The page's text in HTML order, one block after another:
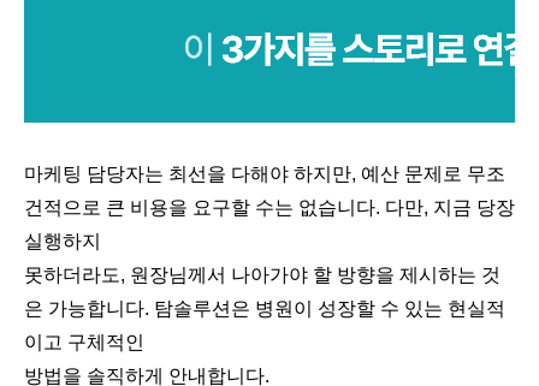
마케팅 담당자는 최선을 다해야 하지만, 예산 문제로 무조
건적으로 큰 비용을 요구할 수는 없습니다. 다만, 지금 당장
실행하지
못하더라도, 원장님께서 나아가야 할 방향을 제시하는 것
은 가능합니다. 탐솔루션은 병원이 성장할 수 있는 현실적
이고 구체적인
방법을 솔직하게 안내합니다.